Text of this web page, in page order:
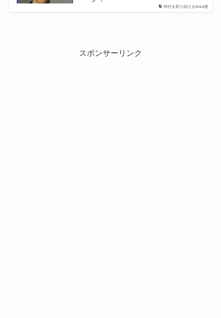
時代を彩り続けるArtist達
スポンサーリンク